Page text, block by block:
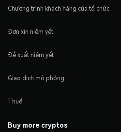
Chương trình khách hàng của tổ chức
Đơn xin niêm yết
Đề xuất niêm yết
Giao dịch mô phỏng
Thuế
Buy more cryptos